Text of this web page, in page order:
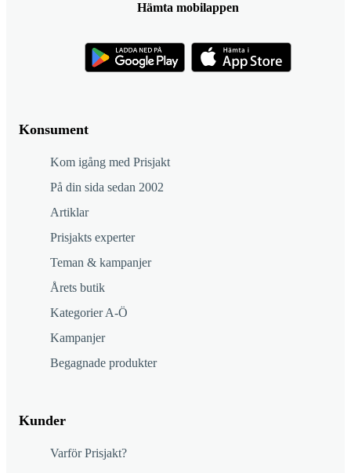
Konsument
Kom igång med Prisjakt
På din sida sedan 2002
Artiklar
Prisjakts experter
Teman & kampanjer
Årets butik
Kategorier A-Ö
Kampanjer
Begagnade produkter
Kunder
Varför Prisjakt?
Hämta mobilappen